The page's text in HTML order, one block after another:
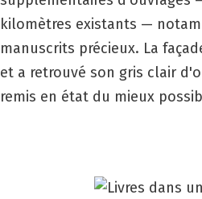
kilomètres existants —
manuscrits précieux. La
et a retrouvé son gris clair
remis en état du mieux